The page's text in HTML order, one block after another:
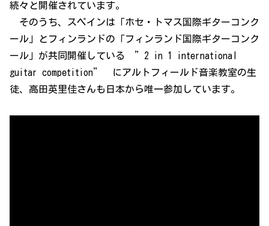
続々と開催されています。
そのうち、スペインは「ホセ・トマス国際ギターコンク
ール」とフィンランドの「フィンランド国際ギターコンク
ール」が共同開催している ”2 in 1 international
guitar competition” にアルトフィールド音楽教室の生
徒、高田英里佳さんも日本から唯一参加しています。